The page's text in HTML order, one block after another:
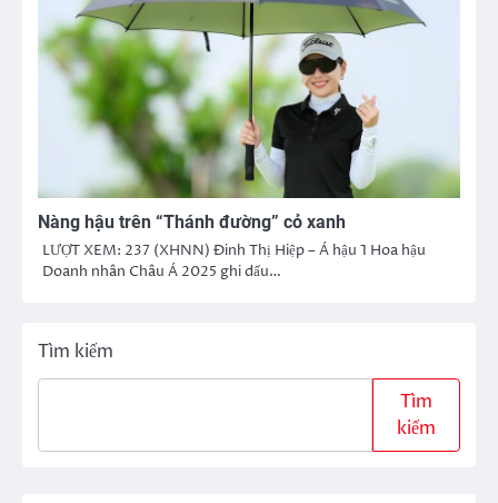
Nàng hậu trên “Thánh đường” cỏ xanh
LƯỢT XEM: 237 (XHNN) Đinh Thị Hiệp – Á hậu 1 Hoa hậu
Doanh nhân Châu Á 2025 ghi dấu…
Tìm kiếm
Tìm
kiếm